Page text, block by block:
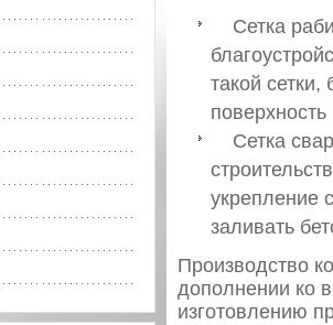
Сетка
такой сетки,
Сетка
укрепление
заливать
Производство
дополнении ко
изготовлению